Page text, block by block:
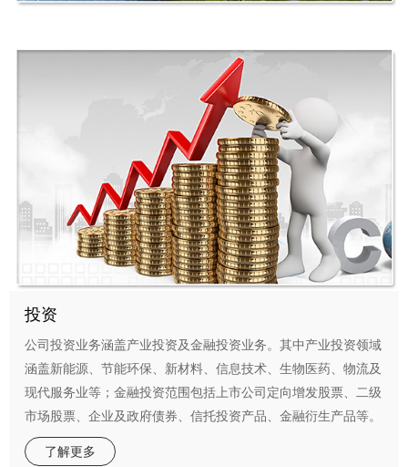
投资
公司投资业务涵盖产业投资及金融投资业务。其中产业投资领域
涵盖新能源、节能环保、新材料、信息技术、生物医药、物流及
现代服务业等；金融投资范围包括上市公司定向增发股票、二级
市场股票、企业及政府债券、信托投资产品、金融衍生产品等。
了解更多